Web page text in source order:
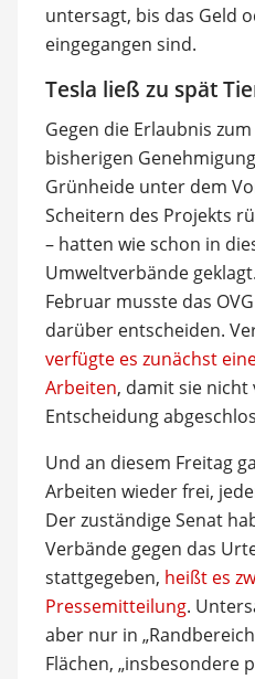
untersagt, bis das Geld
eingegangen sind.
Tesla ließ zu spät
Gegen die Erlaubnis
bisherigen
Grünheide unter dem
Scheitern des Projekts
– hatten wie schon in
Umweltverbände
Februar musste das
darüber entscheiden.
verfügte es zunächst
Arbeiten, damit sie
Entscheidung
Und an diesem Freitag
Arbeiten wieder frei,
Der zuständige Senat
Verbände gegen das
stattgegeben, heißt es
Pressemitteilung.
aber nur in
Flächen, „insbesondere